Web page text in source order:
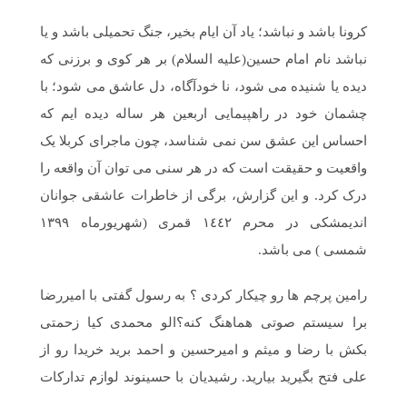
مراسم جشن ولادت امام زمان (عج) و جشن فجر انقلاب
های عشق اندیمشک
کرونا باشد و نباشد؛ یاد آن ایام بخیر، جنگ تحمیلی باشد و یا
نباشد نام امام حسین(علیه السلام) بر هر کوی و برزنی که
دیده یا شنیده می شود، نا خودآگاه، دل عاشق می شود؛ با
چشمان خود در راهپیمایی اربعین هر ساله دیده ایم که
احساس این عشق سن نمی شناسد، چون ماجرای کربلا یک
واقعیت و حقیقت است که در هر سنی می توان آن واقعه را
درک کرد. و این گزارش، برگی از خاطرات عاشقی جوانان
اندیمشکی در محرم ١٤٤٢ قمری (شهریورماه ۱۳۹۹
شمسی ) می باشد.
رامین پرچم ها رو چیکار کردی ؟ به رسول گفتی با امیررضا
برا سیستم صوتی هماهنگ کنه؟الو محمدی کیا زحمتی
بکش با رضا و میثم و امیرحسین و احمد برید خریدا رو از
علی فتح بگیرید بیارید. رشیدیان با حسینوند لوازم تدارکات